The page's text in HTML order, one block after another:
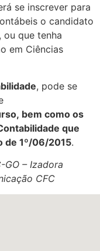
se inscrever para
o candidato
que tenha
em Ciências
, pode se
bem como os
que
de 1º/06/2015.
GO – Izadora
CFC